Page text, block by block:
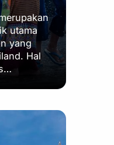
utama
yang
Hal